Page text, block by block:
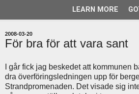
2008-03-20
För bra för att vara sant
I går fick jag beskedet att kommunen
dra överföringsledningen upp för
Strandpromenaden. Det visade sig
LEARN MORE